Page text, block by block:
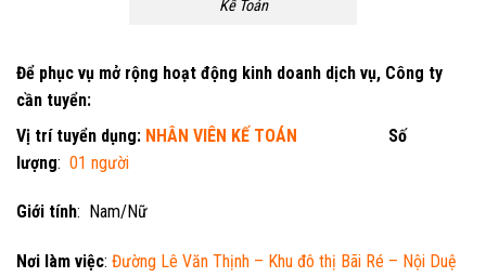
Kế Toán
Để phục vụ mở rộng hoạt động kinh doanh dịch vụ, Công ty
cần tuyển:
Vị trí tuyển dụng: NHÂN VIÊN KẾ TOÁN Số
lượng: 01 người
Giới tính: Nam/Nữ
Nơi làm việc: Đường Lê Văn Thịnh – Khu đô thị Bãi Ré – Nội Duệ